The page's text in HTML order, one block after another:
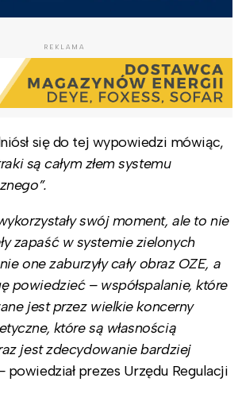
REKLAMA
się do tej wypowiedzi mówiąc,
są całym złem systemu
swój moment, ale to nie
zapaść w systemie zielonych
one zaburzyły cały obraz OZE, a
powiedzieć – współspalanie, które
jest przez wielkie koncerny
które są własnością
jest zdecydowanie bardziej
powiedział prezes Urzędu Regulacji